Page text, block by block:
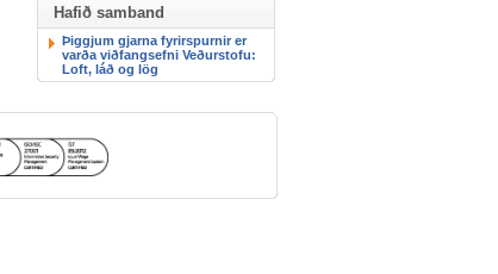
Hafið samband
Þiggjum gjarna fyrirspurnir er
varða viðfangsefni Veðurstofu:
Loft, láð og lög